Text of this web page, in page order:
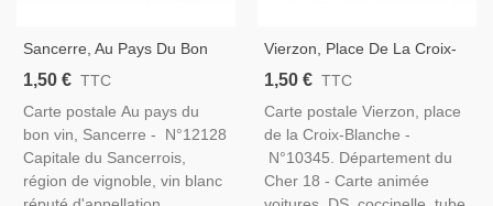
Sancerre, Au Pays Du Bon
Vin - Carte Postale Vins,
1,50 € TTC
Carte postale Au pays du
bon vin, Sancerre - N°12128
Capitale du Sancerrois,
région de vignoble, vin blanc
Vierzon, Place De La Croix-
Blanche - Carte Postale Cher
1,50 € TTC
Carte postale Vierzon, place
de la Croix-Blanche -
N°10345. Département du
Cher 18 - Carte animée